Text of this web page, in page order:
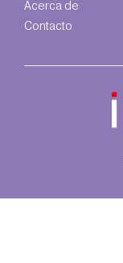
Acerca de
Contacto